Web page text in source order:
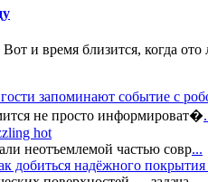
и время близится, когда ото
запоминают событие с
не просто информироват�
hot
неотъемлемой частью совр...
добиться надёжного